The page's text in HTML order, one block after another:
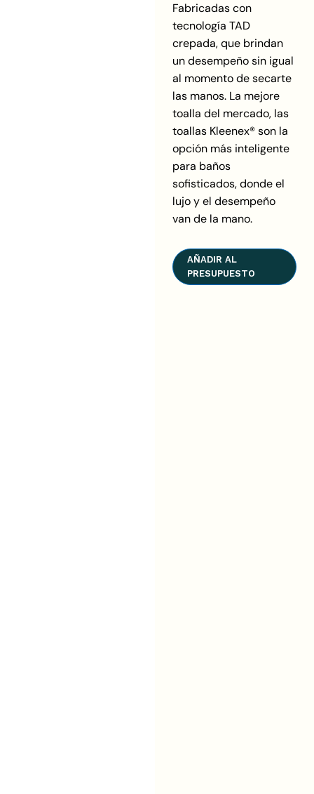
Fabricadas con
tecnología TAD
crepada, que brindan
un desempeño sin igual
al momento de secarte
las manos. La mejore
toalla del mercado, las
toallas Kleenex® son la
opción más inteligente
para baños
sofisticados, donde el
lujo y el desempeño
van de la mano.
AÑADIR AL
PRESUPUESTO